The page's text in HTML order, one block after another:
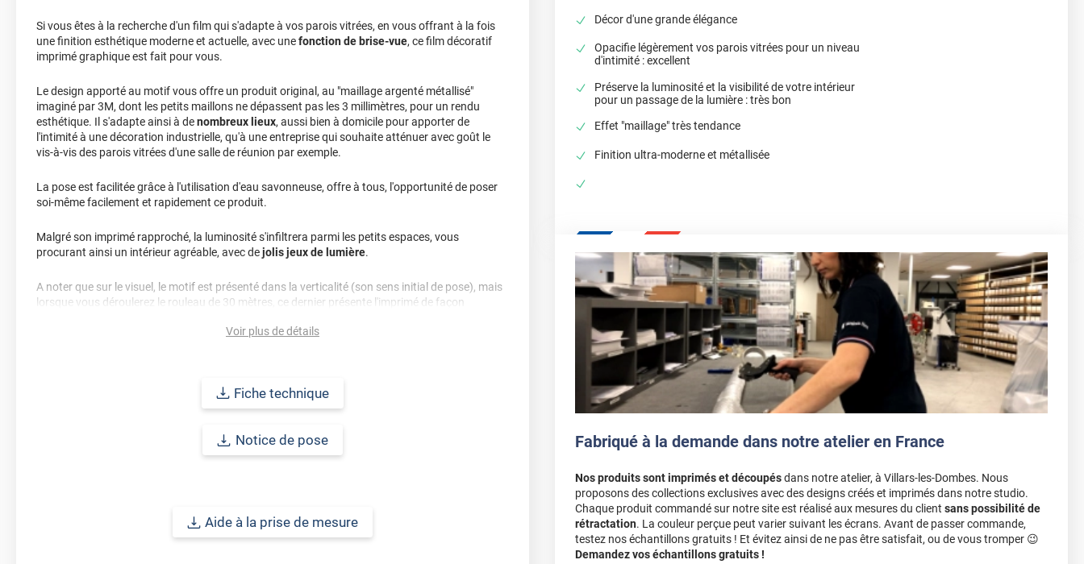
Si vous êtes à la recherche d'un film qui s'adapte à vos parois vitrées, en vous offrant à la fois
une finition esthétique moderne et actuelle, avec unefonction de brise-vue, ce film décoratif
imprimé graphique est fait pour vous.
Le design apporté au motif vous offre un produit original, au "maillage argenté métallisé"
imaginé par 3M, dont les petits maillons ne dépassent pas les 3 millimètres, pour un rendu
esthétique. Il s'adapte ainsi à denombreux lieux, aussi bien à domicile pour apporter de
l'intimité à une décoration industrielle, qu'à une entreprise qui souhaite atténuer avec goût le
vis-à-vis des parois vitrées d'une salle de réunion par exemple.
La pose est facilitée grâce à l'utilisation d'eau savonneuse, offre à tous, l'opportunité de poser
soi-même facilement et rapidement ce produit.
Malgré son imprimé rapproché, la luminosité s'infiltrera parmi les petits espaces, vous
procurant ainsi un intérieur agréable, avec dejolis jeux de lumière.
A noter que sur le visuel, le motif est présenté dans la verticalité (son sens initial de pose), mais
lorsque vous déroulerez le rouleau de 30 mètres, ce dernier présente l'imprimé de façon
Voir plus de détails
Fiche technique
Notice de pose
Aide à la prise de mesure
Décor d'une grande élégance
Opacifie légèrement vos parois vitrées pour un niveau
d'intimité : excellent
Préserve la luminosité et la visibilité de votre intérieur
pour un passage de la lumière : très bon
Effet "maillage" très tendance
Finition ultra-moderne et métallisée
Fabriqué à la demande dans notre atelier en France
Nos produits sont imprimés et découpésdans notre atelier, à Villars-les-Dombes. Nous
proposons des collections exclusives avec des designs créés et imprimés dans notre studio.
Chaque produit commandé sur notre site est réalisé aux mesures du client sans possibilité de
rétractation. La couleur perçue peut varier suivant les écrans. Avant de passer commande,
testez nos échantillons gratuits ! Et évitez ainsi de ne pas être satisfait, ou de vous tromper 😉
Demandez vos échantillons gratuits !